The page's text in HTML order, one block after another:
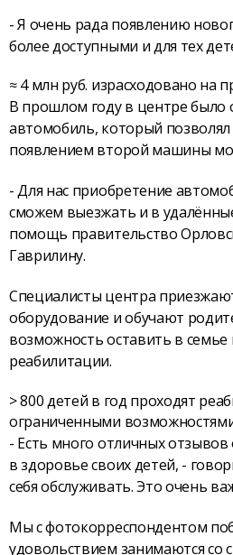
- Я очень рада появлению
более доступными и для тех
≈ 4 млн руб. израсходовано на
В прошлом году в центре
автомобиль, который
появлением второй машины
- Для нас приобретение
сможем выезжать и в
помощь правительство
Гаврилину.
Специалисты центра
оборудование и обучают
возможность оставить в
реабилитации.
> 800 детей в год проходят
ограниченными
- Есть много отличных
в здоровье своих детей, -
себя обслуживать. Это очень
Мы с фотокорреспондентом
удовольствием занимаются со